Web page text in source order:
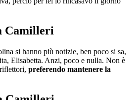
Camilleri
si hanno più notizie, ben poco si sa,
Elisabetta. Anzi, poco e nulla. Non è
preferendo mantenere la